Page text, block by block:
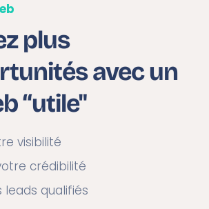
plus
avec un
“utile"
visibilité
crédibilité
leads qualifiés